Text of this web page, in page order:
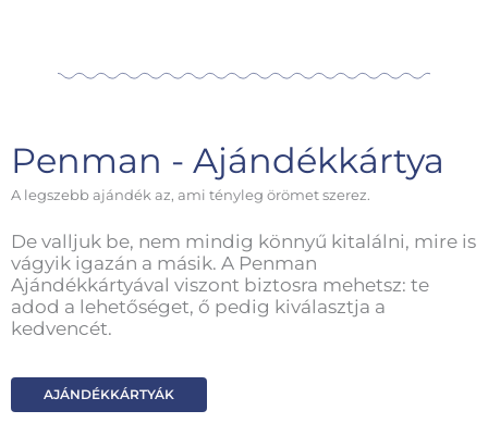
Penman - Ajándékkártya
A legszebb ajándék az, ami tényleg örömet szerez.
De valljuk be, nem mindig könnyű kitalálni, mire is
vágyik igazán a másik. A Penman
Ajándékkártyával viszont biztosra mehetsz: te
adod a lehetőséget, ő pedig kiválasztja a
kedvencét.
AJÁNDÉKKÁRTYÁK